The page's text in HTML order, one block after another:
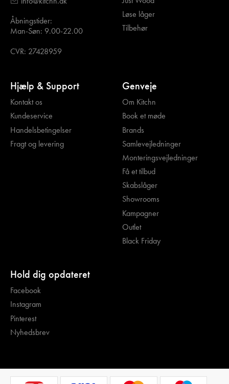
Åbningstider:
Man-Søn: 9.00-22.00
CVR: 27428959
Løse låger
Tilbehør
Hjælp & Support
Kontakt os
Kundeservice
Handelsbetingelser
Fragt og levering
Genveje
Om Kitchn
Book et møde
Brands
Samlevejledninger
Monteringsvejledninger
Få et tilbud
Skabslåger
Showrooms
Kampagner
Outlet
Black Friday
Hold dig opdateret
Facebook
Instagram
Pinterest
Nyhedsbrev